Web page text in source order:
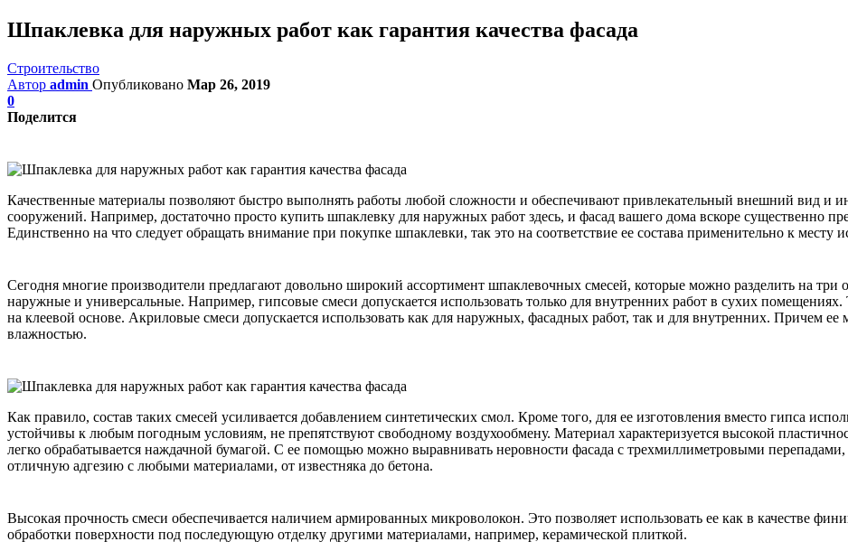
Шпаклевка для наружных работ как гарантия качества фасада
Строительство
Автор admin Опубликовано Мар 26, 2019
0
Поделится
Качественные материалы позволяют быстро выполнять работы любой сложности и обеспечивают привлекательный внешний вид и
сооружений. Например, достаточно просто купить шпаклевку для наружных работ здесь, и фасад вашего дома вскоре существенно
Единственно на что следует обращать внимание при покупке шпаклевки, так это на соответствие ее состава применительно к месту
Сегодня многие производители предлагают довольно широкий ассортимент шпаклевочных смесей, которые можно разделить на
наружные и универсальные. Например, гипсовые смеси допускается использовать только для внутренних работ в сухих помещениях.
на клеевой основе. Акриловые смеси допускается использовать как для наружных, фасадных работ, так и для внутренних. Причем
влажностью.
Как правило, состав таких смесей усиливается добавлением синтетических смол. Кроме того, для ее изготовления вместо гипса
устойчивы к любым погодным условиям, не препятствуют свободному воздухообмену. Материал характеризуется высокой
легко обрабатывается наждачной бумагой. С ее помощью можно выравнивать неровности фасада с трехмиллиметровыми
отличную адгезию с любыми материалами, от известняка до бетона.
Высокая прочность смеси обеспечивается наличием армированных микроволокон. Это позволяет использовать ее как в качестве
обработки поверхности под последующую отделку другими материалами, например, керамической плиткой.